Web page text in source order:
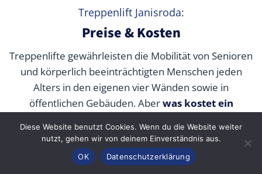
Treppenlift Janisroda:
Preise & Kosten
Treppenlifte gewährleisten die Mobilität von Senioren
und körperlich beeinträchtigten Menschen jeden
Alters in den eigenen vier Wänden sowie in
öffentlichen Gebäuden. Aberwas kostet ein
durchschnittlichen Preise unserer Fachpartner je nach
Modell und wie Sie die Kosten durch Zuschüsse,
Fördermittel und Alternativen senken können.
Konfigurator
Diese Website benutzt Cookies. Wenn du die Website weiter
nutzt, gehen wir von deinem Einverständnis aus.
OK
Datenschutzerklärung